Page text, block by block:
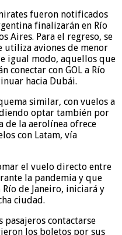
fueron notificados
finalizarán en Río
Aires. Para el regreso, se
utiliza aviones de menor
igual modo, aquellos que
conectar con GOL a Río
hacia Dubái.
similar, con vuelos a
optar también por
de la aerolínea ofrece
con Latam, vía
el vuelo directo entre
la pandemia y que
de Janeiro, iniciará y
ciudad.
pasajeros contactarse
los boletos por sus